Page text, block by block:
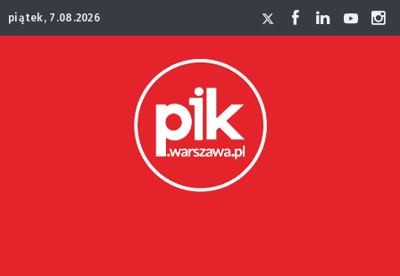
piątek, 7.08.2026